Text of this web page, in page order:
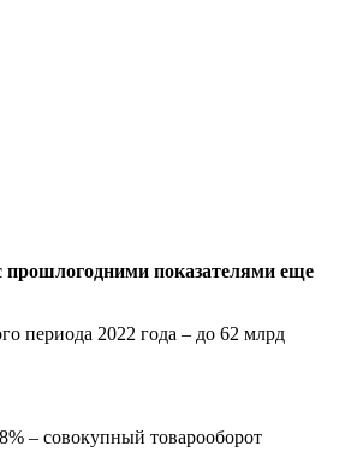
прошлогодними показателями еще
периода 2022 года – до 62 млрд
– совокупный товарооборот